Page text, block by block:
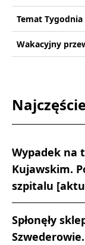
Temat Tygodnia
Wakacyjny
Wypadek na
Kujawskim.
szpitalu
Spłonęły